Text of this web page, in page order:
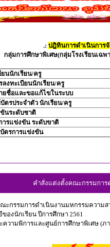
.: ปฎิทินการดำเนินการ
มการศึกษาพิเศษ(กลุ่มโรงเรียนเฉ
ยนนักเรียน/ครู
ลงทะเบียนนักเรียน/ครู
ยชื่อและขอแก้ไขในระบบ
ตรประจำตัว นักเรียน/ครู
นระดับชาติ
ารแข่งขัน ระดับขาติ
ตรการแข่งขัน
คำสั่งแต่งตั้งคณะกรรมการ
ะกรรมการดำเนินงานมหกรรมความ
องนักเรียน ปีการศึกษา 2561
ความพิการและศูนย์การศึกษาพิเศษ (ภ